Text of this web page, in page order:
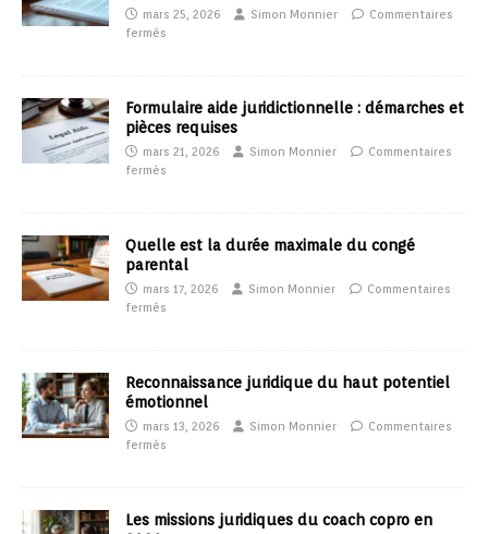
mars 25, 2026 Simon Monnier
Commentaires
fermés
Formulaire aide juridictionnelle : démarches et
pièces requises
mars 21, 2026 Simon Monnier
Commentaires
fermés
Quelle est la durée maximale du congé
parental
mars 17, 2026 Simon Monnier
Commentaires
fermés
Reconnaissance juridique du haut potentiel
émotionnel
mars 13, 2026 Simon Monnier
Commentaires
fermés
Les missions juridiques du coach copro en